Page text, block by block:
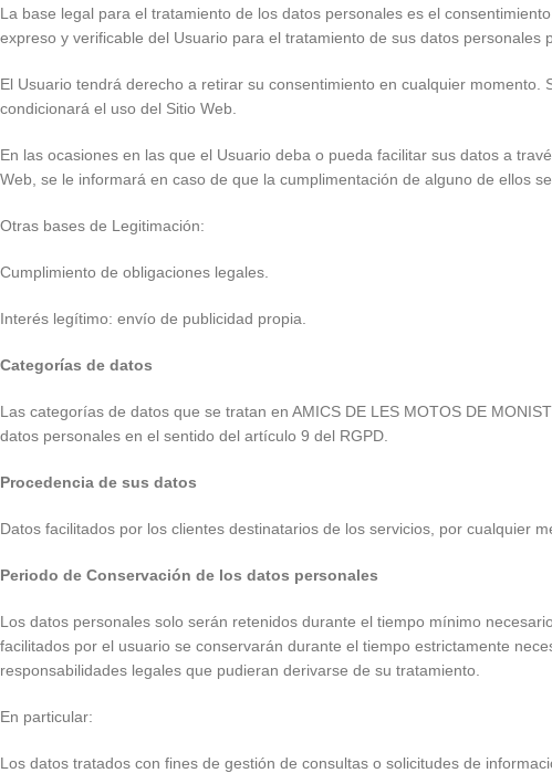
La base legal para el tratamiento de los datos personales es el
expreso y verificable del Usuario para el tratamiento de sus datos personales
El Usuario tendrá derecho a retirar su consentimiento en cualquier
condicionará el uso del Sitio Web.
En las ocasiones en las que el Usuario deba o pueda facilitar sus datos a
Web, se le informará en caso de que la cumplimentación de alguno de ellos
Otras bases de Legitimación:
Cumplimiento de obligaciones legales.
Interés legítimo: envío de publicidad propia.
Categorías de datos
Las categorías de datos que se tratan en AMICS DE LES MOTOS DE
datos personales en el sentido del artículo 9 del RGPD.
Procedencia de sus datos
Datos facilitados por los clientes destinatarios de los servicios, por cualquier
Periodo de Conservación de los datos personales
Los datos personales solo serán retenidos durante el tiempo mínimo
facilitados por el usuario se conservarán durante el tiempo estrictamente
responsabilidades legales que pudieran derivarse de su tratamiento.
En particular:
Los datos tratados con fines de gestión de consultas o solicitudes de